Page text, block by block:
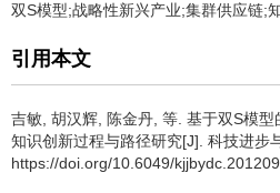
双S模型;战略性新兴产业;集群供应链;
引用本文
吉敏 胡汉辉 陈金丹 等 基于双S模型
知识创新过程与路径研究[J]. 科技进步
https://doi.org/10.6049/